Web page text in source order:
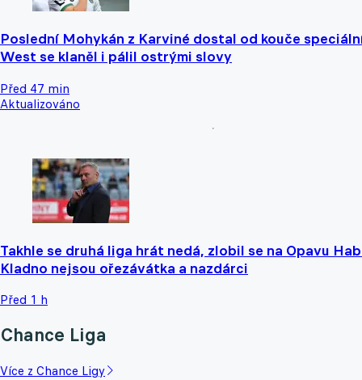
Poslední Mohykán z Karviné dostal od kouče
West se klaněl i pálil ostrými slovy
Před 47 min
Aktualizováno
Takhle se druhá liga hrát nedá, zlobil se na Opavu
Kladno nejsou ořezávátka a nazdárci
Před 1 h
Chance Liga
Více z Chance Ligy